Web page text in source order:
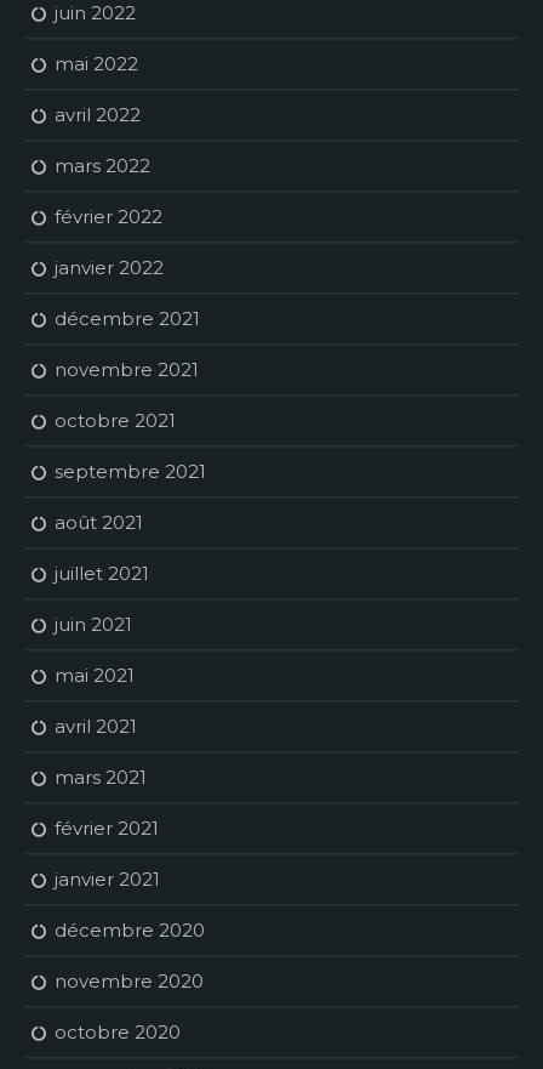
juin 2022
mai 2022
avril 2022
mars 2022
février 2022
janvier 2022
décembre 2021
novembre 2021
octobre 2021
septembre 2021
août 2021
juillet 2021
juin 2021
mai 2021
avril 2021
mars 2021
février 2021
janvier 2021
décembre 2020
novembre 2020
octobre 2020